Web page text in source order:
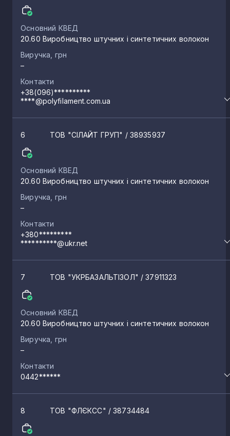
Основний КВЕД
20.60 Виробництво штучних і синтетичних волокон
Виручка, грн
–
Контакти
+38(096)**********
****@polyfilament.com.ua
6 ТОВ "СІЛАЙТ ГРУП" / 38935937
Основний КВЕД
20.60 Виробництво штучних і синтетичних волокон
Виручка, грн
–
Контакти
+380*********
**********@ukr.net
7 ТОВ "УКРБАЗАЛЬТІЗОЛ" / 37911323
Основний КВЕД
20.60 Виробництво штучних і синтетичних волокон
Виручка, грн
–
Контакти
0442******
8 ТОВ "ФЛЄКСС" / 38734484